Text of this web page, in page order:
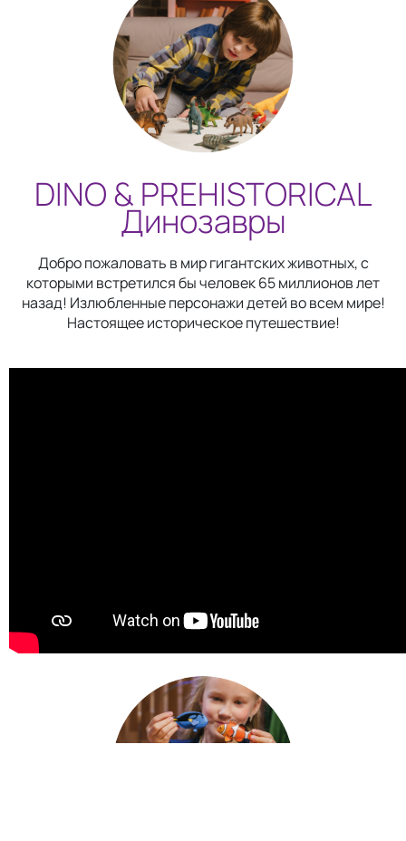
DINO & PREHISTORICAL
Динозавры
Добро пожаловать в мир гигантских животных, с
которыми встретился бы человек 65 миллионов лет
назад! Излюбленные персонажи детей во всем мире!
Настоящее историческое путешествие!